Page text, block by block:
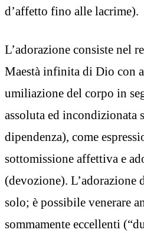
d’affetto fino alle lacrime).
L’adorazione consiste nel
Maestà infinita di Dio con
umiliazione del corpo in
assoluta ed incondizionata
dipendenza), come
sottomissione affettiva e
(devozione). L’adorazione
solo; è possibile venerare
sommamente eccellenti